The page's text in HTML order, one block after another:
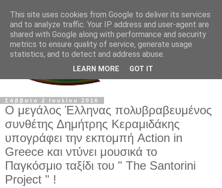
Σάββατο 2 Ιουλίου 2016
Ο μεγάλος Έλληνας πολυβραβευμένος
συνθέτης Δημήτρης Κεραμιδάκης
υπογράφει την εκπομπή Action in
Greece και ντύνει μουσικά το
Παγκόσμιο ταξίδι του " The Santorini
Project " !
This site uses cookies from Google to deliver its services
and to analyze traffic. Your IP address and user-agent are
shared with Google along with performance and security
metrics to ensure quality of service, generate usage
statistics, and to detect and address abuse.
LEARN MORE GOT IT